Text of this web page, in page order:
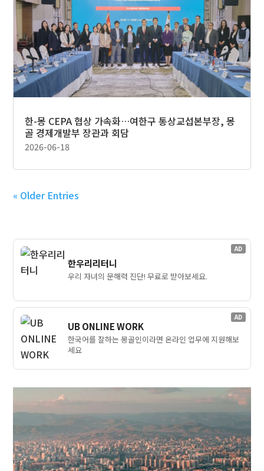
한-몽 CEPA 협상 가속화…여한구 통상교섭본부장, 몽
골 경제개발부 장관과 회담
2026-06-18
« Older Entries
AD
한우리리터니
우리 자녀의 문해력 진단! 무료로 받아보세요.
AD
UB ONLINE WORK
한국어를 잘하는 몽골인이라면 온라인 업무에 지원해보
세요